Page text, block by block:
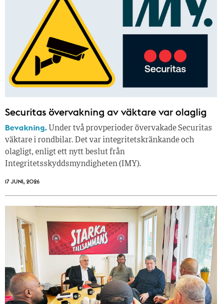
Securitas övervakning av väktare var olaglig
Bevakning. Under två provperioder övervakade Securitas
väktare i rondbilar. Det var integritetskränkande och
olagligt, enligt ett nytt beslut från
Integritetsskyddsmyndigheten (IMY).
17 JUNI, 2026